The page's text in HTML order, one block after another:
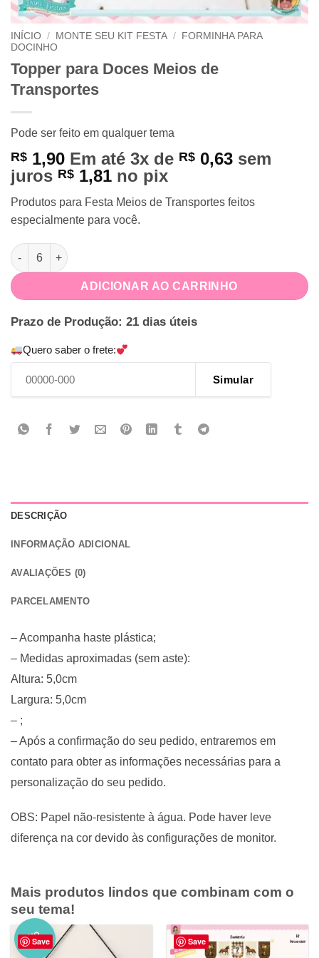
INÍCIO / MONTE SEU KIT FESTA /
FORMINHA PARA
DOCINHO
Topper para Doces Meios de
Transportes
Pode ser feito em qualquer tema
R$ 1,90 Em até 3x de R$ 0,63 sem
juros R$ 1,81 no pix
Produtos para Festa Meios de Transportes feitos
especialmente para você.
Topper para Doces Meios de Transportes quantidade
ADICIONAR AO CARRINHO
Prazo de Produção: 21 dias úteis
Quero saber o frete:
Simular
DESCRIÇÃO
INFORMAÇÃO ADICIONAL
AVALIAÇÕES (0)
PARCELAMENTO
– Acompanha haste plástica;
– Medidas aproximadas (sem aste):
Altura: 5,0cm
Largura: 5,0cm
– ;
– Após a confirmação do seu pedido, entraremos em
contato para obter as informações necessárias para a
personalização do seu pedido.
OBS: Papel não-resistente à água. Pode haver leve
diferença na cor devido às configurações de monitor.
Mais produtos lindos que combinam com o
seu tema!
Save
NO
VO Save